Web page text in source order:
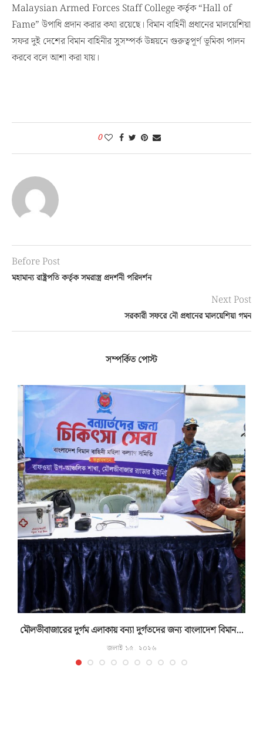
Malaysian Armed Forces Staff College কর্তৃক “Hall of
Fame” উপাধি প্রদান করার কথা রয়েছে। বিমান বাহিনী প্রধানের মালয়েশিয়া
সফর দুই দেশের বিমান বাহিনীর সুসম্পর্ক উন্নয়নে গুরুত্বপূর্ণ ভূমিকা পালন
করবে বলে আশা করা যায়।
0
Before Post
মহামান্য রাষ্ট্রপতি কর্তৃক সমরাস্ত্র প্রদর্শনী পরিদর্শন
Next Post
সরকারী সফরে নৌ প্রধানের মালয়েশিয়া গমন
সম্পর্কিত পোস্ট
মৌলভীবাজারের দুর্গম এলাকায় বন্যা দুর্গতদের জন্য বাংলাদেশ বিমান...
জুলাই ১৫, ২০২৬